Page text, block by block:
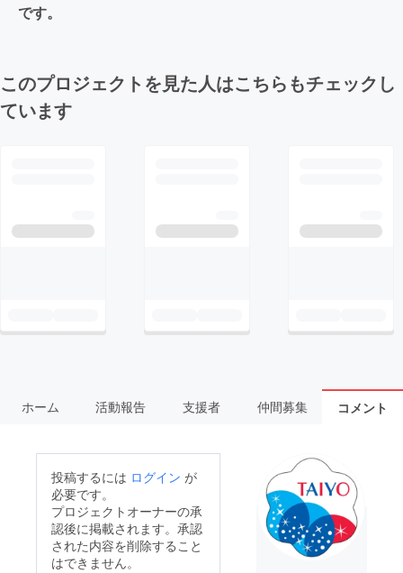
です。
このプロジェクトを見た人はこちらもチェックし
ています
ホーム 活動報告 支援者 仲間募集 コメント
投稿するには ログイン が
必要です。
プロジェクトオーナーの承
認後に掲載されます。承認
された内容を削除すること
はできません。